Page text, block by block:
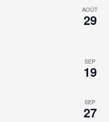
AOÛT
29
SEP
19
SEP
27